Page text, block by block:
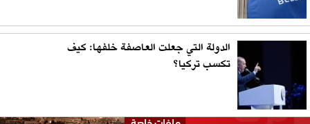
الدولة التي جعلت العاصفة خلفها: كيف
تكسب تركيا؟